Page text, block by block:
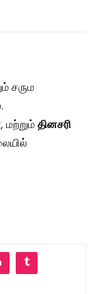
சரும
, மற்றும்தினசரி